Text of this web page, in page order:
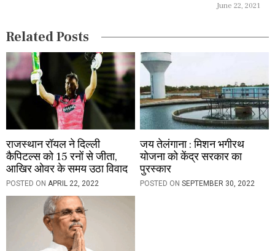
i
o
n
June 22, 2021
Related Posts
राजस्थान रॉयल ने दिल्ली
कैपिटल्स को 15 रनों से जीता,
आखिर ओवर के समय उठा विवाद
POSTED ON APRIL 22, 2022
जय तेलंगाना : मिशन भगीरथ
योजना को केंद्र सरकार का
पुरस्कार
POSTED ONSEPTEMBER 30, 2022